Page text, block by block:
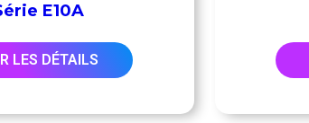
E10A
LES DÉTAILS